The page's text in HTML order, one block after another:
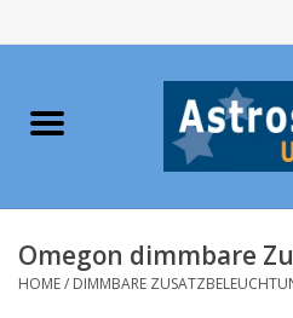
Home
Telescopen
Omegon dimmbare
HOME/ DIMMBARE